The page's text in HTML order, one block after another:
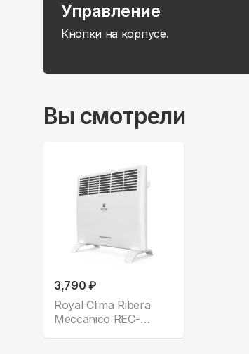
Управление
Кнопки на корпусе.
Вы смотрели
3,790 ₽
Royal Clima Ribera
Meccanico REC-